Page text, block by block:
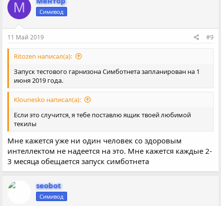
ц
и
и
:
М Симивод
11 Май 2019 #9
Ritozen написал(а):
Запуск тестового гарнизона Симботнета запланирован на 1
июня 2019 года.
Klounesko написал(а):
Если это случится, я тебе поставлю ящик твоей любимой
текилы
Мне кажется уже ни один человек со здоровым
интеллектом не надеется на это. Мне кажется каждые 2-
3 месяца обещается запуск симботнета
seobot
Симивод